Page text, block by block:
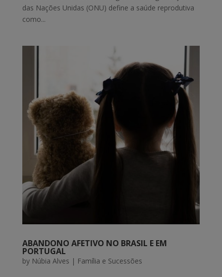
das Nações Unidas (ONU) define a saúde reprodutiva
como...
ABANDONO AFETIVO NO BRASIL E EM
PORTUGAL
by Núbia Alves | Família e Sucessões